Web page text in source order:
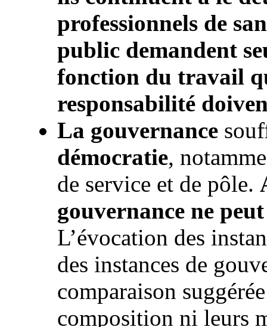
professionnels de
public demandent
fonction du travail
responsabilité
La gouvernance
démocratie,
de service et de pôle.
gouvernance ne
L’évocation des
des instances de
comparaison
composition ni leurs